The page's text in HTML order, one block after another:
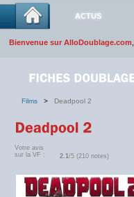
ACTUS
Bienvenue sur AlloDoublage.com
Films > Deadpool 2
Votre avis
sur la VF :
2.1/5 (210 notes)